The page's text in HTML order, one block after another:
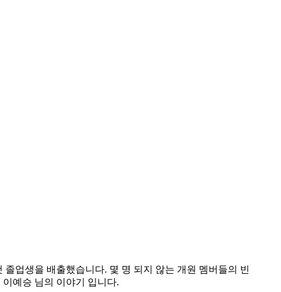
업생을 배출했습니다. 몇 명 되지 않는 개원 멤버들의 빈
예승 님의 이야기 입니다.